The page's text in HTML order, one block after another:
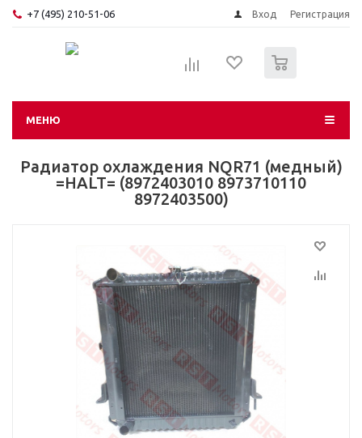
+7 (495) 210-51-06 Вход Регистрация
МЕНЮ
Радиатор охлаждения NQR71 (медный)
=HALT= (8972403010 8973710110
8972403500)